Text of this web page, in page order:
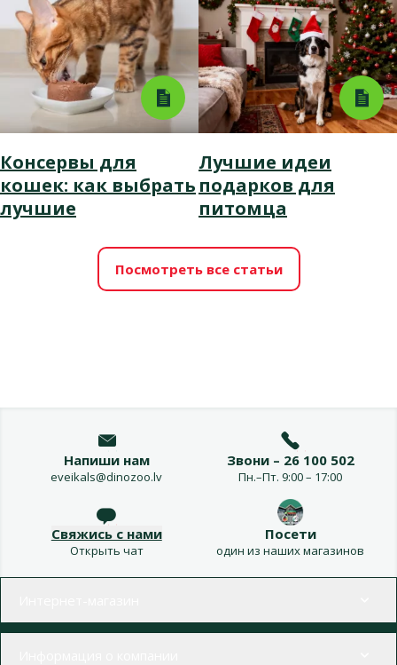
Консервы для
кошек: как выбрать
лучшие
Лучшие идеи
подарков для
питомца
Посмотреть все статьи
Напиши нам
eveikals@dinozoo.lv
Звони – 26 100 502
Пн.–Пт. 9:00 – 17:00
Свяжись с нами
Открыть чат
Посети
один из наших магазинов